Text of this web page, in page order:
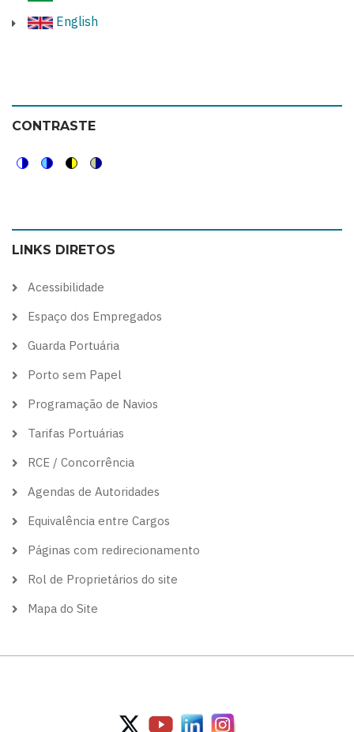
English
CONTRASTE
color
theme
blue
theme
high
visibility
soft
theme
LINKS DIRETOS
Acessibilidade
Espaço dos Empregados
Guarda Portuária
Porto sem Papel
Programação de Navios
Tarifas Portuárias
RCE / Concorrência
Agendas de Autoridades
Equivalência entre Cargos
Páginas com redirecionamento
Rol de Proprietários do site
Mapa do Site